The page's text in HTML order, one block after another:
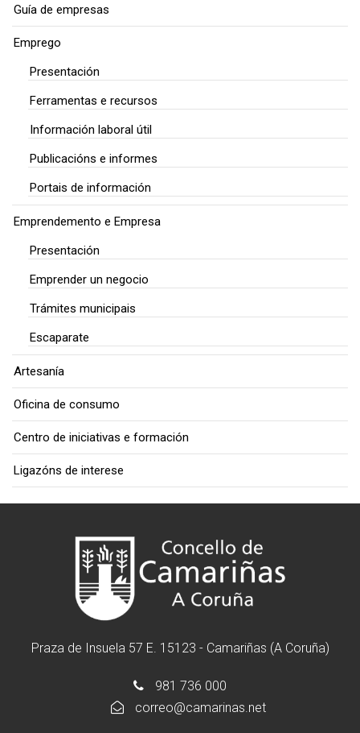
Guía de empresas
Emprego
Presentación
Ferramentas e recursos
Información laboral útil
Publicacións e informes
Portais de información
Emprendemento e Empresa
Presentación
Emprender un negocio
Trámites municipais
Escaparate
Artesanía
Oficina de consumo
Centro de iniciativas e formación
Ligazóns de interese
Praza de Insuela 57 E. 15123 - Camariñas (A Coruña)
981 736 000
correo@camarinas.net